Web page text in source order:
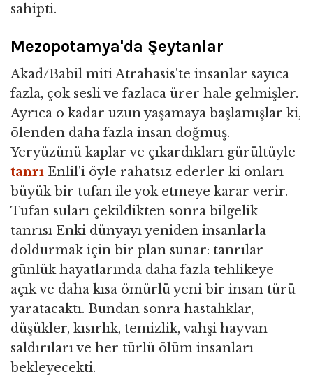
sahipti.
Mezopotamya'da Şeytanlar
Akad/Babil miti Atrahasis'te insanlar sayıca
fazla, çok sesli ve fazlaca ürer hale gelmişler.
Ayrıca o kadar uzun yaşamaya başlamışlar ki,
ölenden daha fazla insan doğmuş.
Yeryüzünü kaplar ve çıkardıkları gürültüyle
tanrı Enlil'i öyle rahatsız ederler ki onları
büyük bir tufan ile yok etmeye karar verir.
Tufan suları çekildikten sonra bilgelik
tanrısı Enki dünyayı yeniden insanlarla
doldurmak için bir plan sunar: tanrılar
günlük hayatlarında daha fazla tehlikeye
açık ve daha kısa ömürlü yeni bir insan türü
yaratacaktı. Bundan sonra hastalıklar,
düşükler, kısırlık, temizlik, vahşi hayvan
saldırıları ve her türlü ölüm insanları
bekleyecekti.